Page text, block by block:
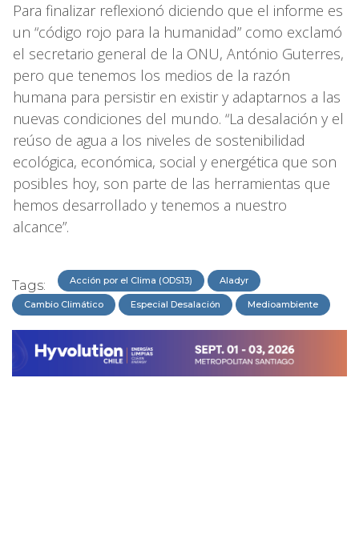
Para finalizar reflexionó diciendo que el informe es
un “código rojo para la humanidad” como exclamó
el secretario general de la ONU, António Guterres,
pero que tenemos los medios de la razón
humana para persistir en existir y adaptarnos a las
nuevas condiciones del mundo. “La desalación y el
reúso de agua a los niveles de sostenibilidad
ecológica, económica, social y energética que son
posibles hoy, son parte de las herramientas que
hemos desarrollado y tenemos a nuestro
alcance”.
Tags: Acción por el Clima (ODS13) Aladyr
Cambio Climático Especial Desalación Medioambiente